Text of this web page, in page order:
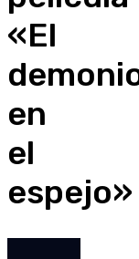
«El
en
el
espejo»